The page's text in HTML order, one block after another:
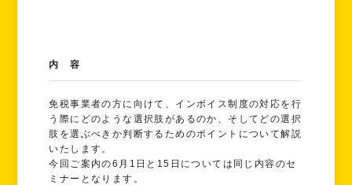
内 容
免税事業者の方に向けて、インボイス制度の対応を行
う際にどのような選択肢があるのか、そしてどの選択
肢を選ぶべきか判断するためのポイントについて解説
いたします。
今回ご案内の6月1日と15日については同じ内容のセ
ミナーとなります。